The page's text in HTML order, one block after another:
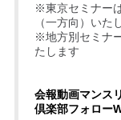
※東京セミナー
（一方向）いた
※地方別セミナ
たします
会報動画マンス
倶楽部フォロー